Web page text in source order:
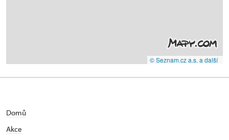
© Seznam.cz a.s. a další
Domů
Akce